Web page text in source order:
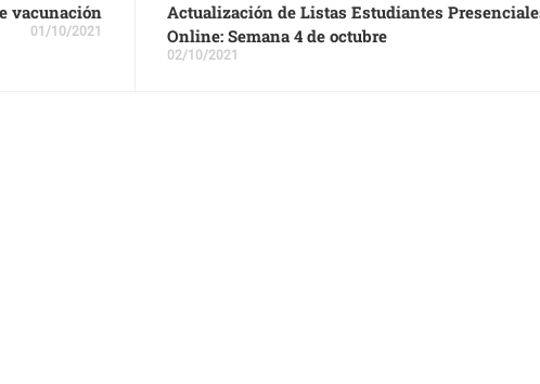
vacunación
01/10/2021
Actualización de Listas Estudiantes
Online: Semana 4 de octubre
02/10/2021